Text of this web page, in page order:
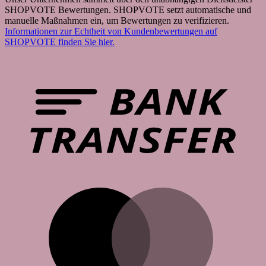
SHOPVOTE Bewertungen. SHOPVOTE setzt automatische und
manuelle Maßnahmen ein, um Bewertungen zu verifizieren.
Informationen zur Echtheit von Kundenbewertungen auf
SHOPVOTE finden Sie hier.